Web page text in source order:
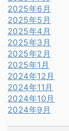
2025年6月
2025年5月
2025年4月
2025年3月
2025年2月
2025年1月
2024年12月
2024年11月
2024年10月
2024年9月